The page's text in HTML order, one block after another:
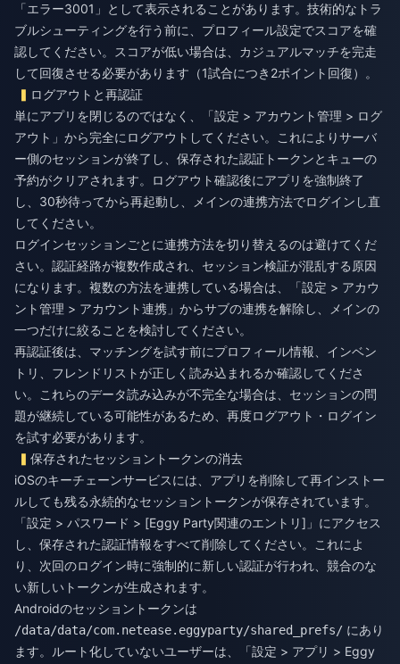
「エラー3001」として表示されることがあります。技術的なトラ
ブルシューティングを行う前に、プロフィール設定でスコアを確
認してください。スコアが低い場合は、カジュアルマッチを完走
して回復させる必要があります（1試合につき2ポイント回復）。
ログアウトと再認証
単にアプリを閉じるのではなく、「設定 > アカウント管理 > ログ
アウト」から完全にログアウトしてください。これによりサーバ
ー側のセッションが終了し、保存された認証トークンとキューの
予約がクリアされます。ログアウト確認後にアプリを強制終了
し、30秒待ってから再起動し、メインの連携方法でログインし直
してください。
ログインセッションごとに連携方法を切り替えるのは避けてくだ
さい。認証経路が複数作成され、セッション検証が混乱する原因
になります。複数の方法を連携している場合は、「設定 > アカウ
ント管理 > アカウント連携」からサブの連携を解除し、メインの
一つだけに絞ることを検討してください。
再認証後は、マッチングを試す前にプロフィール情報、インベン
トリ、フレンドリストが正しく読み込まれるか確認してくださ
い。これらのデータ読み込みが不完全な場合は、セッションの問
題が継続している可能性があるため、再度ログアウト・ログイン
を試す必要があります。
保存されたセッショントークンの消去
iOSのキーチェーンサービスには、アプリを削除して再インストー
ルしても残る永続的なセッショントークンが保存されています。
「設定 > パスワード > [Eggy Party関連のエントリ]」にアクセス
し、保存された認証情報をすべて削除してください。これによ
り、次回のログイン時に強制的に新しい認証が行われ、競合のな
い新しいトークンが生成されます。
Androidのセッショントークンは
/data/data/com.netease.eggyparty/shared_prefs/ にあり
ます。ルート化していないユーザーは、「設定 > アプリ > Eggy